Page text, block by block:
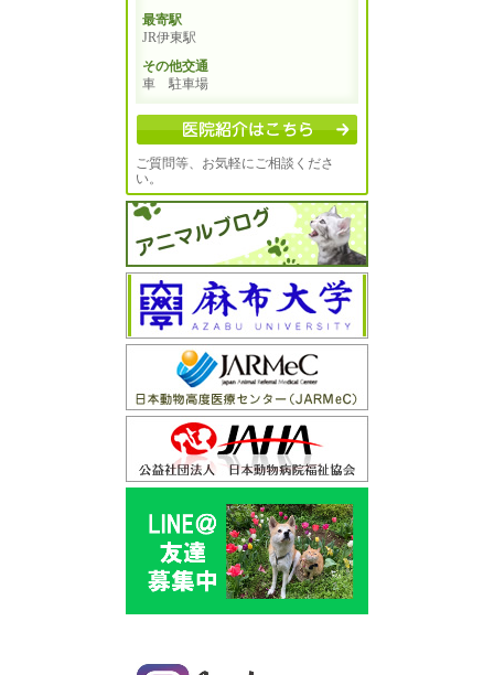
最寄駅
JR伊東駅
その他交通
車 駐車場
ご質問等、お気軽にご相談くださ
い。